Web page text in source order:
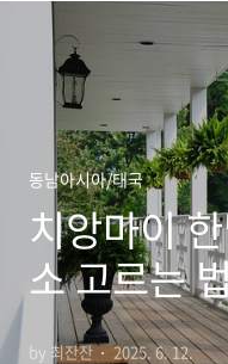
동남아시아/태국
치앙마이
소 고르는
비 준비물
by 최잔잔 2025. 6. 12.